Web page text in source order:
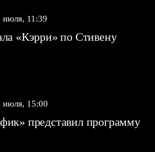
июля, 11:39
«Кэрри» по Стивену
июля, 15:00
представил программу